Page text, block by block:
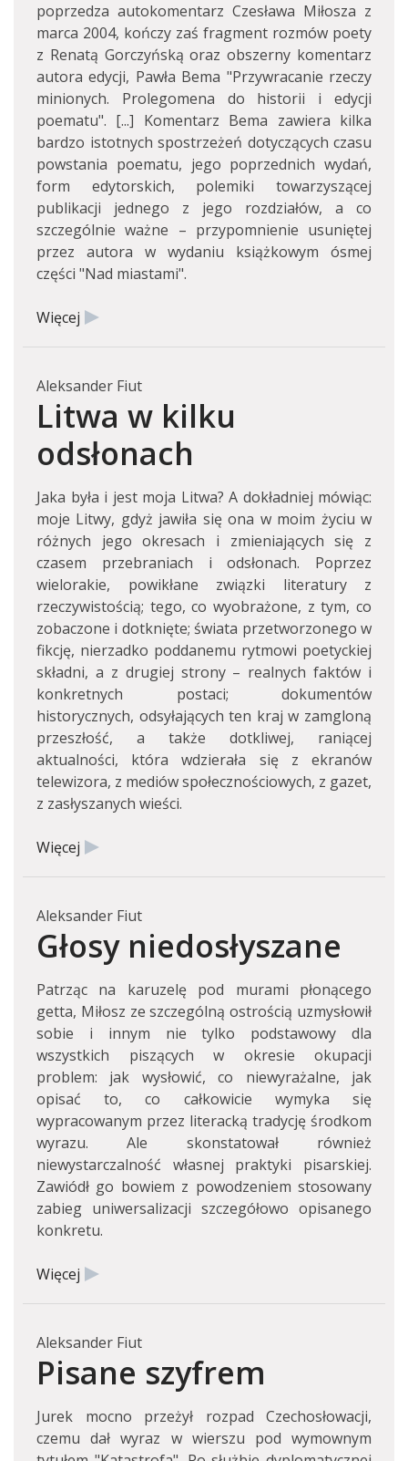
poprzedza autokomentarz Czesława Miłosza z
marca 2004, kończy zaś fragment rozmów poety
z Renatą Gorczyńską oraz obszerny komentarz
autora edycji, Pawła Bema "Przywracanie rzeczy
minionych. Prolegomena do historii i edycji
poematu". [...] Komentarz Bema zawiera kilka
bardzo istotnych spostrzeżeń dotyczących czasu
powstania poematu, jego poprzednich wydań,
form edytorskich, polemiki towarzyszącej
publikacji jednego z jego rozdziałów, a co
szczególnie ważne – przypomnienie usuniętej
przez autora w wydaniu książkowym ósmej
części "Nad miastami".
Więcej
Aleksander Fiut
Litwa w kilku
odsłonach
Jaka była i jest moja Litwa? A dokładniej mówiąc:
moje Litwy, gdyż jawiła się ona w moim życiu w
różnych jego okresach i zmieniających się z
czasem przebraniach i odsłonach. Poprzez
wielorakie, powikłane związki literatury z
rzeczywistością; tego, co wyobrażone, z tym, co
zobaczone i dotknięte; świata przetworzonego w
fikcję, nierzadko poddanemu rytmowi poetyckiej
składni, a z drugiej strony – realnych faktów i
konkretnych postaci; dokumentów
historycznych, odsyłających ten kraj w zamgloną
przeszłość, a także dotkliwej, raniącej
aktualności, która wdzierała się z ekranów
telewizora, z mediów społecznościowych, z gazet,
z zasłyszanych wieści.
Więcej
Aleksander Fiut
Głosy niedosłyszane
Patrząc na karuzelę pod murami płonącego
getta, Miłosz ze szczególną ostrością uzmysłowił
sobie i innym nie tylko podstawowy dla
wszystkich piszących w okresie okupacji
problem: jak wysłowić, co niewyrażalne, jak
opisać to, co całkowicie wymyka się
wypracowanym przez literacką tradycję środkom
wyrazu. Ale skonstatował również
niewystarczalność własnej praktyki pisarskiej.
Zawiódł go bowiem z powodzeniem stosowany
zabieg uniwersalizacji szczegółowo opisanego
konkretu.
Więcej
Aleksander Fiut
Pisane szyfrem
Jurek mocno przeżył rozpad Czechosłowacji,
czemu dał wyraz w wierszu pod wymownym